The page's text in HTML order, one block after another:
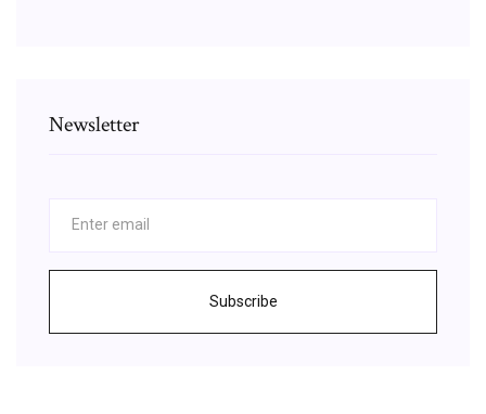
Newsletter
Subscribe